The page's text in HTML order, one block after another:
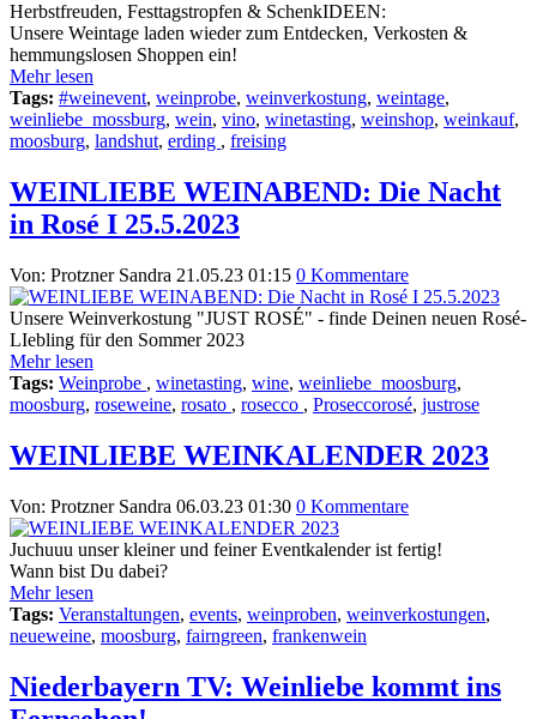
Herbstfreuden, Festtagstropfen & SchenkIDEEN:
Unsere Weintage laden wieder zum Entdecken, Verkosten &
hemmungslosen Shoppen ein!
Mehr lesen
Tags: #weinevent, weinprobe, weinverkostung, weintage,
weinliebe_mossburg, wein, vino, winetasting, weinshop, weinkauf,
moosburg, landshut, erding , freising
WEINLIEBE WEINABEND: Die Nacht
in Rosé I 25.5.2023
Von: Protzner Sandra 21.05.23 01:15 0 Kommentare
Unsere Weinverkostung "JUST ROSÉ" - finde Deinen neuen Rosé-
LIebling für den Sommer 2023
Mehr lesen
Tags: Weinprobe , winetasting, wine, weinliebe_moosburg,
moosburg, roseweine, rosato , rosecco , Proseccorosé, justrose
WEINLIEBE WEINKALENDER 2023
Von: Protzner Sandra 06.03.23 01:30 0 Kommentare
Juchuuu unser kleiner und feiner Eventkalender ist fertig!
Wann bist Du dabei?
Mehr lesen
Tags: Veranstaltungen, events, weinproben, weinverkostungen,
neueweine, moosburg, fairngreen, frankenwein
Niederbayern TV: Weinliebe kommt ins